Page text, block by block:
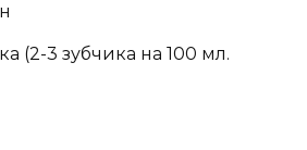
(2-3 зубчика на 100 мл.